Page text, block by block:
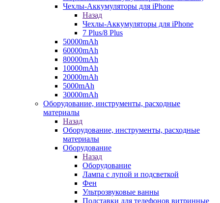
Чехлы-Аккумуляторы для iPhone
Назад
Чехлы-Аккумуляторы для iPhone
7 Plus/8 Plus
50000mAh
60000mAh
80000mAh
10000mAh
20000mAh
5000mAh
30000mAh
Оборудование, инструменты, расходные
материалы
Назад
Оборудование, инструменты, расходные
материалы
Оборудование
Назад
Оборудование
Лампа с лупой и подсветкой
Фен
Ультрозвуковые ванны
Подставки для телефонов витринные